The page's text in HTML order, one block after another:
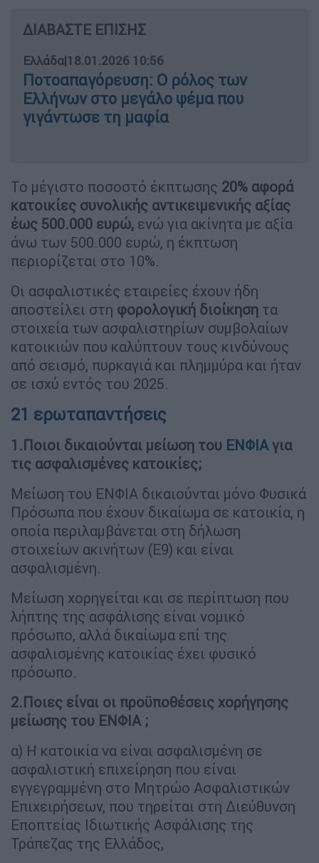
ΔΙΑΒΑΣΤΕ ΕΠΙΣΗΣ
Ελλάδα|18.01.2026 10:56
Ποτοαπαγόρευση: Ο ρόλος των
Ελλήνων στο μεγάλο ψέμα που
γιγάντωσε τη μαφία
Το μέγιστο ποσοστό έκπτωσης 20% αφορά
κατοικίες συνολικής αντικειμενικής αξίας
έως 500.000 ευρώ, ενώ για ακίνητα με αξία
άνω των 500.000 ευρώ, η έκπτωση
περιορίζεται στο 10%.
Οι ασφαλιστικές εταιρείες έχουν ήδη
αποστείλει στη φορολογική διοίκηση τα
στοιχεία των ασφαλιστηρίων συμβολαίων
κατοικιών που καλύπτουν τους κινδύνους
από σεισμό, πυρκαγιά και πλημμύρα και ήταν
σε ισχύ εντός του 2025.
21 ερωταπαντήσεις
1.Ποιοι δικαιούνται μείωση του ΕΝΦΙΑ για
τις ασφαλισμένες κατοικίες;
Μείωση του ΕΝΦΙΑ δικαιούνται μόνο Φυσικά
Πρόσωπα που έχουν δικαίωμα σε κατοικία, η
οποία περιλαμβάνεται στη δήλωση
στοιχείων ακινήτων (Ε9) και είναι
ασφαλισμένη.
Μείωση χορηγείται και σε περίπτωση που
λήπτης της ασφάλισης είναι νομικό
πρόσωπο, αλλά δικαίωμα επί της
ασφαλισμένης κατοικίας έχει φυσικό
πρόσωπο.
2.Ποιες είναι οι προϋποθέσεις χορήγησης
μείωσης του ΕΝΦΙΑ ;
α) Η κατοικία να είναι ασφαλισμένη σε
ασφαλιστική επιχείρηση που είναι
εγγεγραμμένη στο Μητρώο Ασφαλιστικών
Επιχειρήσεων, που τηρείται στη Διεύθυνση
Εποπτείας Ιδιωτικής Ασφάλισης της
Τράπεζας της Ελλάδος,